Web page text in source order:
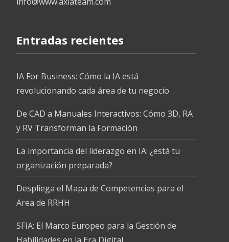
Entradas recientes
IA For Business: Cómo la IA está
revolucionando cada área de tu negocio
De CAD a Manuales Interactivos: Cómo 3D, RA
y RV Transforman la Formación
La importancia del liderazgo en IA: ¿está tu
organización preparada?
Despliega el Mapa de Competencias para el
Area de RRHH
SFIA: El Marco Europeo para la Gestión de